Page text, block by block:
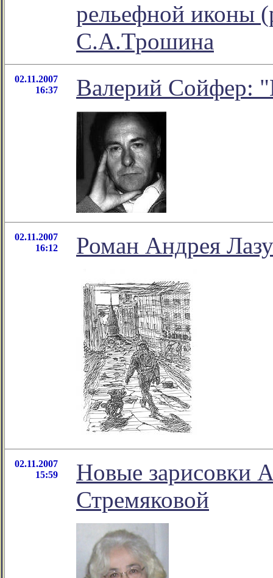
рельефной иконы
С.А.Трошина
02.11.2007
16:37
Валерий Сойфер:
02.11.2007
16:12
Роман Андрея
02.11.2007
15:59
Новые зарисовки
Стремяковой